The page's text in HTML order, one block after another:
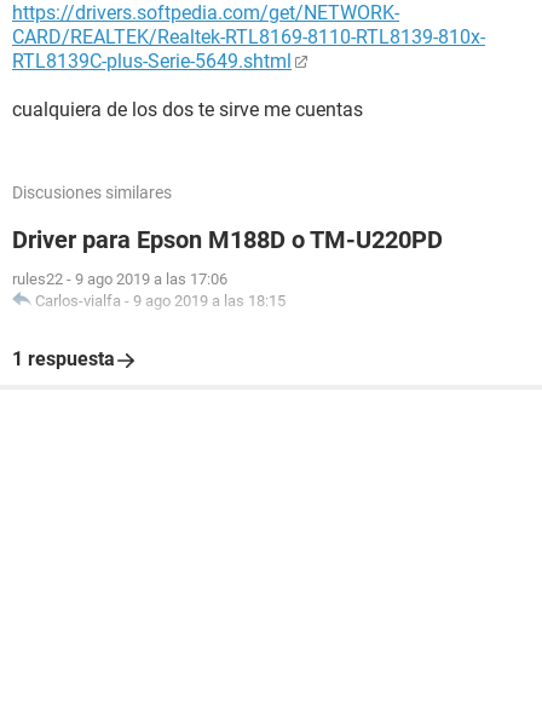
https://drivers.softpedia.com/get/NETWORK-
CARD/REALTEK/Realtek-RTL8169-8110-RTL8139-810x-
RTL8139C-plus-Serie-5649.shtml
cualquiera de los dos te sirve me cuentas
Discusiones similares
Driver para Epson M188D o TM-U220PD
rules22 - 9 ago 2019 a las 17:06
Carlos-vialfa - 9 ago 2019 a las 18:15
1 respuesta